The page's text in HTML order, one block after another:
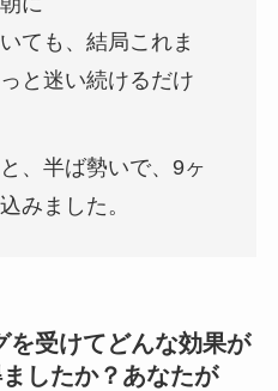
ても、結局これま
と迷い続けるだけ
、半ば勢いで、9ヶ
みました。
を受けてどんな効果が
したか？あなたが